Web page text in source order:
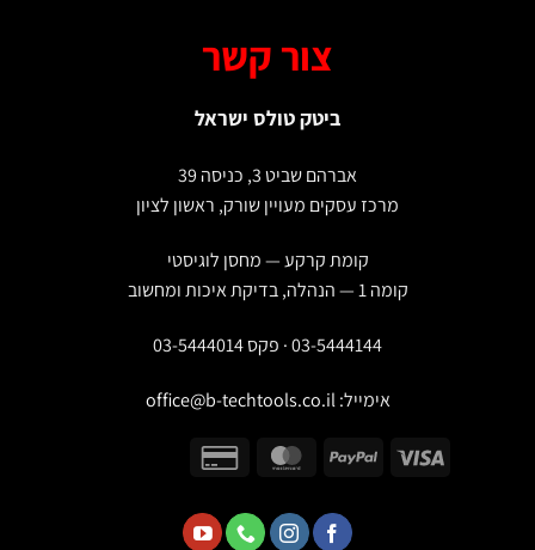
צור קשר
ביטק טולס ישראל
אברהם שביט 3, כניסה 39
מרכז עסקים מעויין שורק, ראשון לציון
קומת קרקע — מחסן לוגיסטי
03-5444144 · פקס 03-5444014
אימייל:office@b-techtools.co.il